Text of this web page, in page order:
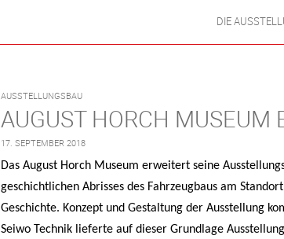
DIE
AUSSTELLUNGSBAU
AUGUST HORCH MUSEUM
17. SEPTEMBER 2018
Das August Horch Museum erweitert seine
geschichtlichen Abrisses des Fahrzeugbaus am
Geschichte. Konzept und Gestaltung der Ausstellung
Seiwo Technik lieferte auf dieser Grundlage